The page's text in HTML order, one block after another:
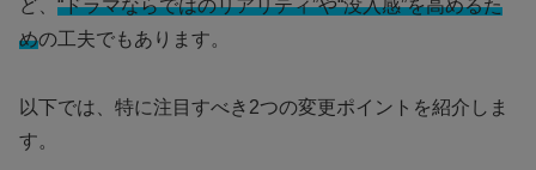
ど、 “ドラマならではのリアリティ”や“没入感”を高めるた
めの工夫でもあります。
以下では、特に注目すべき2つの変更ポイントを紹介しま
す。